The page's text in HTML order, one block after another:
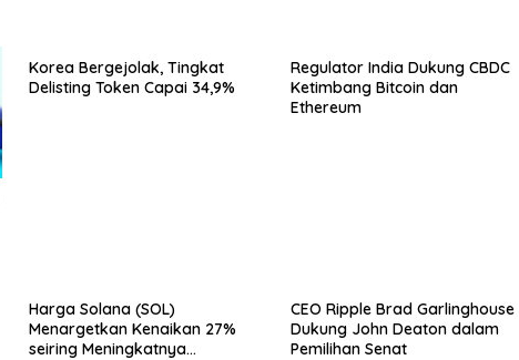
Korea Bergejolak, Tingkat
Delisting Token Capai 34,9%
Regulator India Dukung CBDC
Ketimbang Bitcoin dan
Ethereum
Harga Solana (SOL)
Menargetkan Kenaikan 27%
seiring Meningkatnya
CEO Ripple Brad Garlinghouse
Dukung John Deaton dalam
Pemilihan Senat